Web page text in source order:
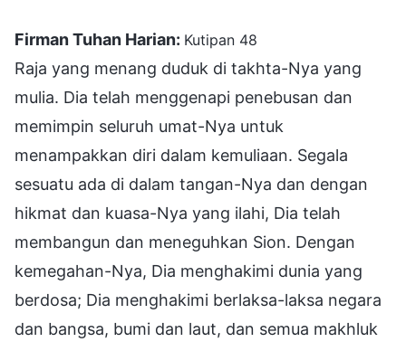
Firman Tuhan Harian: Kutipan 48
Raja yang menang duduk di takhta-Nya yang
mulia. Dia telah menggenapi penebusan dan
memimpin seluruh umat-Nya untuk
menampakkan diri dalam kemuliaan. Segala
sesuatu ada di dalam tangan-Nya dan dengan
hikmat dan kuasa-Nya yang ilahi, Dia telah
membangun dan meneguhkan Sion. Dengan
kemegahan-Nya, Dia menghakimi dunia yang
berdosa; Dia menghakimi berlaksa-laksa negara
dan bangsa, bumi dan laut, dan semua makhluk